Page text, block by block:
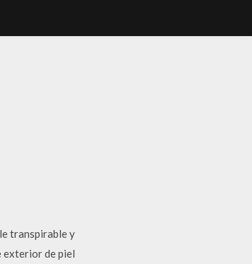
transpirable y
exterior de piel